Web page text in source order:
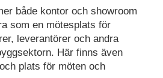
både kontor och showroom
som en mötesplats för
leverantörer och andra
Här finns även
plats för möten och